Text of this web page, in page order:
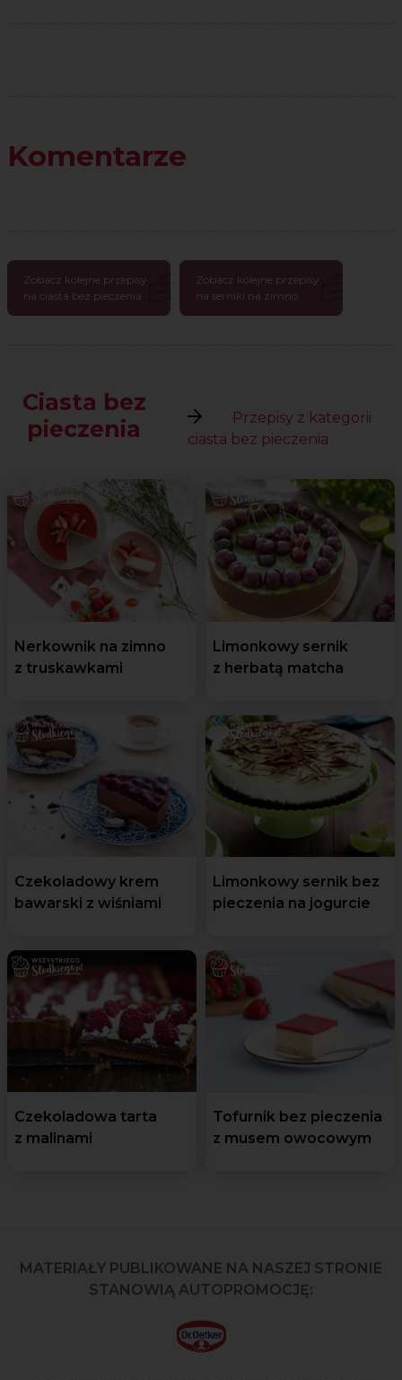
Komentarze
Zobacz kolejne przepisy
na ciasta bez pieczenia
Zobacz kolejne przepisy
na serniki na zimno
Ciasta bez
pieczenia
Przepisy z kategorii
ciasta bez pieczenia
Nerkownik na zimno
z truskawkami
Limonkowy sernik
z herbatą matcha
Czekoladowy krem
bawarski z wiśniami
Limonkowy sernik bez
pieczenia na jogurcie
Czekoladowa tarta
z malinami
Tofurnik bez pieczenia
z musem owocowym
MATERIAŁY PUBLIKOWANE NA NASZEJ STRONIE
STANOWIĄ AUTOPROMOCJĘ: